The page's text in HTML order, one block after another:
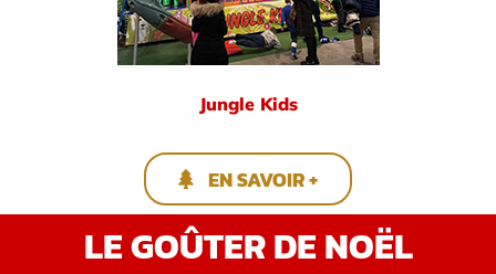
Jungle Kids
EN SAVOIR +
LE GOÛTER DE NOËL